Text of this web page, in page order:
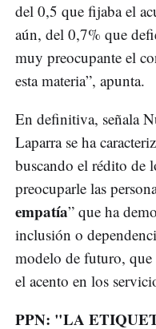
del 0,5 que fijaba el
aún, del 0,7% que
muy preocupante el
esta materia”, apunta.
En definitiva, señala
Laparra se ha
buscando el rédito de
preocuparle las
empatía” que ha
inclusión o
modelo de futuro,
el acento en los
PPN: "LA